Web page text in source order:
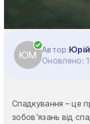
ЮМ Автор:
Оновлено:
Спадкування – це
зобов'язань від